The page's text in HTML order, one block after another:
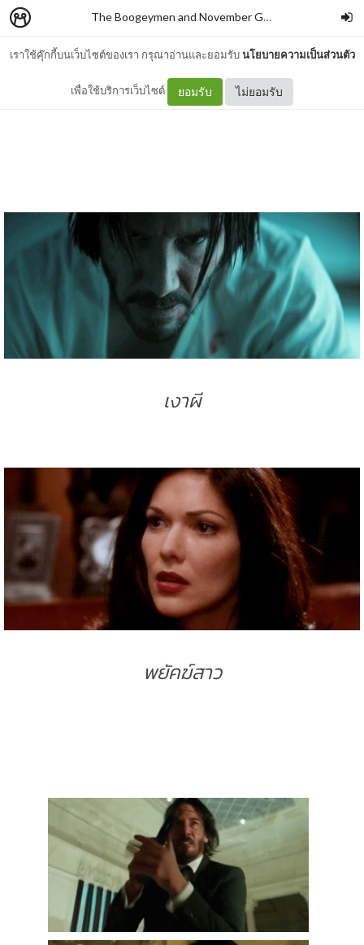
เราใช้คุ๊กกี้บนเว็บไซต์ของเรา กรุณาอ่านและยอมรับนโยบายความเป็นส่วนตัว
เพื่อใช้บริการเว็บไซต์ ยอมรับ ไม่ยอมรับ
The Boogeymen and November Girl
------
เงาผี
พยัคฆ์สาว